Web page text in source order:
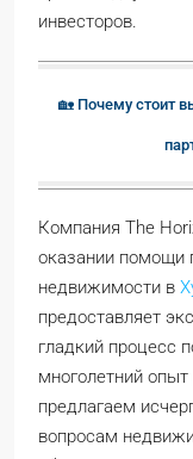
инвесторов.
🏡 Почему стоит
Компания The
оказании помощи
недвижимости в
предоставляет
гладкий процесс
многолетний
предлагаем
вопросам